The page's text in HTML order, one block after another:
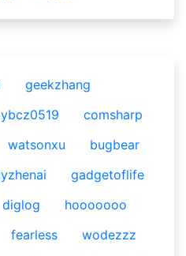
geekzhang
ybcz0519
comsharp
watsonxu
bugbear
gadgetoflife
diglog
hooooooo
fearless
wodezzz